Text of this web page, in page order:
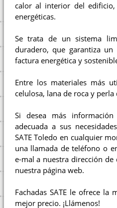
calor al interior del
energéticas.
Se trata de un sistema
duradero, que garantiza
factura energética y
Entre los materiales más
celulosa, lana de roca y perla
Si desea más
adecuada a sus
SATE Toledo en cualquier
una llamada de teléfono o
e-mal a nuestra dirección
nuestra página web.
Fachadas SATE le ofrece la
mejor precio. ¡Llámenos!